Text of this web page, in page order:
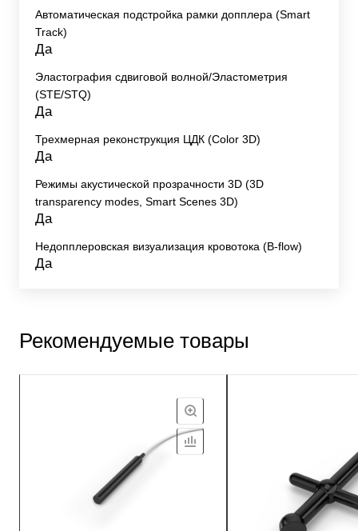
Автоматическая подстройка рамки допплера (Smart
Track)
Да
Эластография сдвиговой волной/Эластометрия
(STE/STQ)
Да
Трехмерная реконструкция ЦДК (Color 3D)
Да
Режимы акустической прозрачности 3D (3D
transparency modes, Smart Scenes 3D)
Да
Недопплеровская визуализация кровотока (B-flow)
Да
Рекомендуемые товары